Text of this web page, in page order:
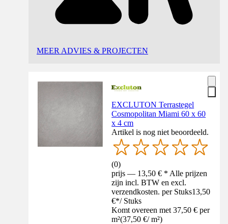
MEER ADVIES & PROJECTEN
EXCLUTON Terrastegel
Cosmopolitan Miami 60 x 60
x 4 cm
Artikel is nog niet beoordeeld.
(0)
prijs — 13,50 € * Alle prijzen
zijn incl. BTW en excl.
verzendkosten. per Stuks13,50
€*/ Stuks
Komt overeen met 37,50 € per
m²(37,50 €/ m²)